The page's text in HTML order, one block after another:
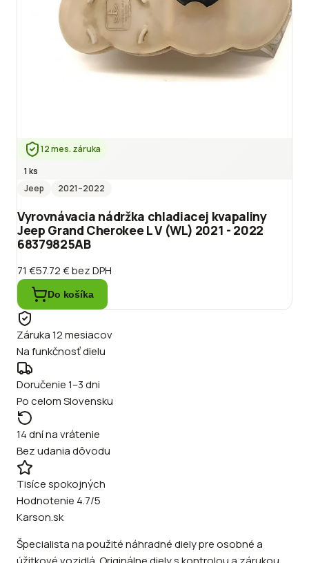
12 mes. záruka
1 ks
Jeep
2021–2022
Vyrovnávacia nádržka chladiacej kvapaliny
Jeep Grand Cherokee L V (WL) 2021 - 2022
68379825AB
71 €57.72 €bez DPH
Do košíka
Záruka 12 mesiacov
Na funkčnosť dielu
Doručenie 1–3 dni
Po celom Slovensku
14 dní na vrátenie
Bez udania dôvodu
Tisíce spokojných
Hodnotenie 4.7/5
Karson.sk
Špecialista na použité náhradné diely pre osobné a